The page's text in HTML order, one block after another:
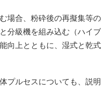
場合、粉砕後の再擬集等
分級機を組み込む（ハイ
向上とともに、湿式と乾
ルセスについても、説明